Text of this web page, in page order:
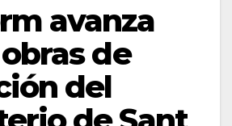
avanza
de
del